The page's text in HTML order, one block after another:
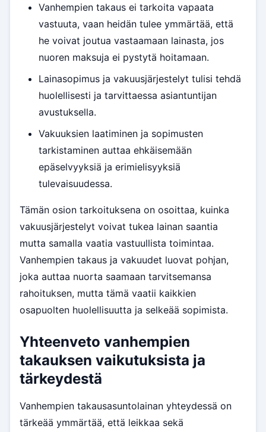
Vanhempien takaus ei tarkoita vapaata
vastuuta, vaan heidän tulee ymmärtää, että
he voivat joutua vastaamaan lainasta, jos
nuoren maksuja ei pystytä hoitamaan.
Lainasopimus ja vakuusjärjestelyt tulisi tehdä
huolellisesti ja tarvittaessa asiantuntijan
avustuksella.
Vakuuksien laatiminen ja sopimusten
tarkistaminen auttaa ehkäisemään
epäselvyyksiä ja erimielisyyksiä
tulevaisuudessa.
Tämän osion tarkoituksena on osoittaa, kuinka
vakuusjärjestelyt voivat tukea lainan saantia
mutta samalla vaatia vastuullista toimintaa.
Vanhempien takaus ja vakuudet luovat pohjan,
joka auttaa nuorta saamaan tarvitsemansa
rahoituksen, mutta tämä vaatii kaikkien
osapuolten huolellisuutta ja selkeää sopimista.
Yhteenveto vanhempien
takauksen vaikutuksista ja
tärkeydestä
Vanhempien takausasuntolainan yhteydessä on
tärkeää ymmärtää, että leikkaa sekä